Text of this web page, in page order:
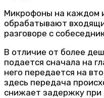
Микрофоны на каждом
обрабатывают
разговоре с
В отличие от более
подается сначала на
него передается на
здесь передача
снижает задержку при